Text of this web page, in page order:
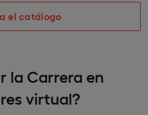
el catálogo
la Carrera en
virtual?